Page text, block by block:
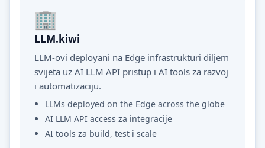
LLM.kiwi
LLM-ovi deployani na Edge infrastrukturi diljem
svijeta uz AI LLM API pristup i AI tools za razvoj
i automatizaciju.
LLMs deployed on the Edge across the globe
AI LLM API access za integracije
AI tools za build, test i scale